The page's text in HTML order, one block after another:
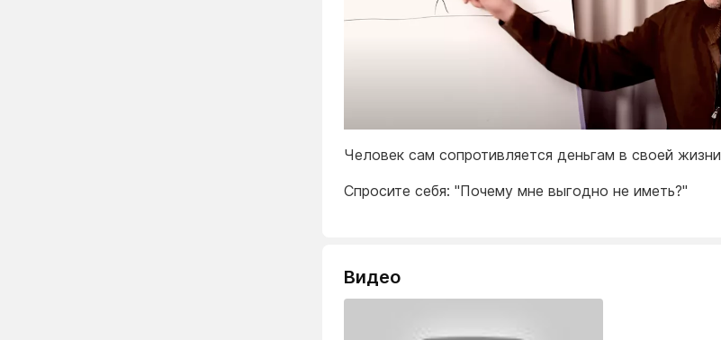
Человек сам сопротивляется деньгам в своей жизни
Спросите себя: "Почему мне выгодно не иметь?"
Видео